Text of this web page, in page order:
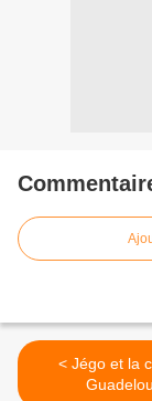
< Jégo et la crise en